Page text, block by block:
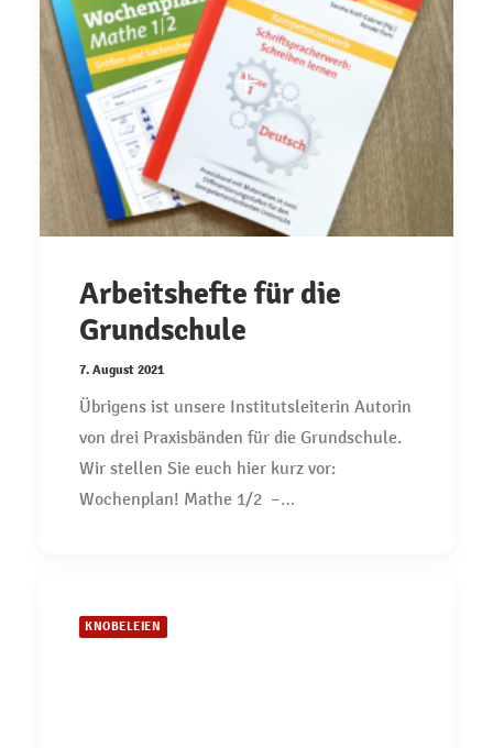
Arbeitshefte für die
Grundschule
7. August 2021
Übrigens ist unsere Institutsleiterin Autorin
von drei Praxisbänden für die Grundschule.
Wir stellen Sie euch hier kurz vor:
Wochenplan! Mathe 1/2 –…
KNOBELEIEN